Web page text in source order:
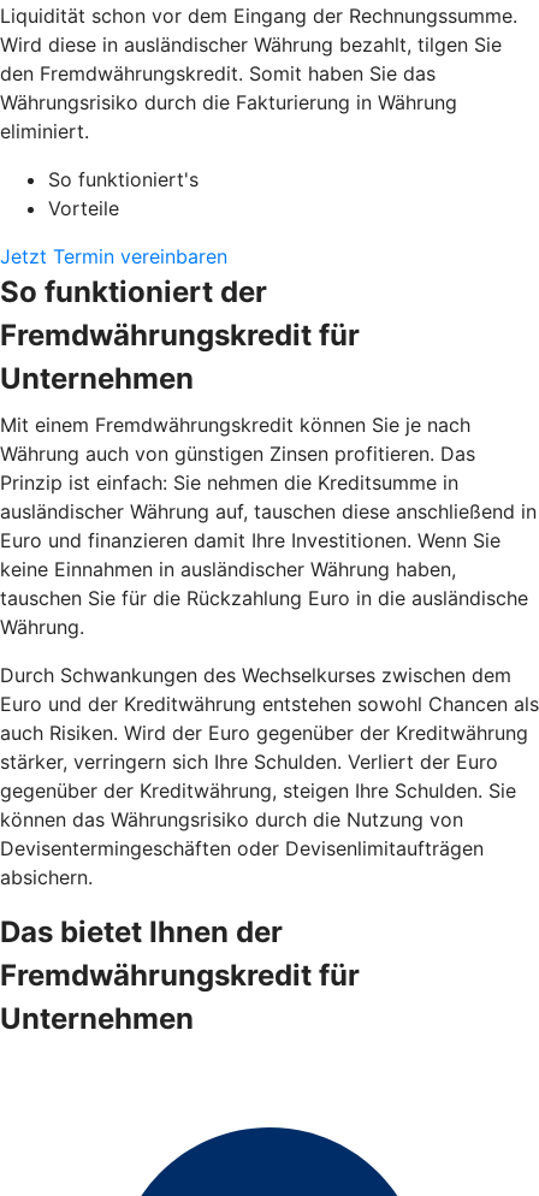
Liquidität schon vor dem Eingang der Rechnungssumme.
Wird diese in ausländischer Währung bezahlt, tilgen Sie
den Fremdwährungskredit. Somit haben Sie das
Währungsrisiko durch die Fakturierung in Währung
eliminiert.
So funktioniert's
Vorteile
Jetzt Termin vereinbaren
So funktioniert der
Fremdwährungskredit für
Unternehmen
Mit einem Fremdwährungskredit können Sie je nach
Währung auch von günstigen Zinsen profitieren. Das
Prinzip ist einfach: Sie nehmen die Kreditsumme in
ausländischer Währung auf, tauschen diese anschließend in
Euro und finanzieren damit Ihre Investitionen. Wenn Sie
keine Einnahmen in ausländischer Währung haben,
tauschen Sie für die Rückzahlung Euro in die ausländische
Währung.
Durch Schwankungen des Wechselkurses zwischen dem
Euro und der Kreditwährung entstehen sowohl Chancen als
auch Risiken. Wird der Euro gegenüber der Kreditwährung
stärker, verringern sich Ihre Schulden. Verliert der Euro
gegenüber der Kreditwährung, steigen Ihre Schulden. Sie
können das Währungsrisiko durch die Nutzung von
Devisentermingeschäften oder Devisenlimitaufträgen
absichern.
Das bietet Ihnen der
Fremdwährungskredit für
Unternehmen